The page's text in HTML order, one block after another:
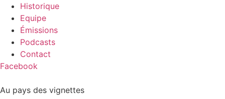
Historique
Equipe
Émissions
Podcasts
Contact
Facebook
Au pays des vignettes